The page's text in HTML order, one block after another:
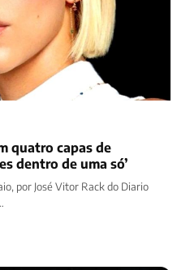
quatro capas de
dentro de uma só’
por José Vitor Rack do Diario